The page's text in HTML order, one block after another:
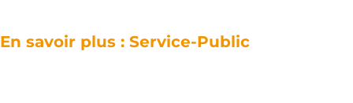
En savoir plus : Service-Public